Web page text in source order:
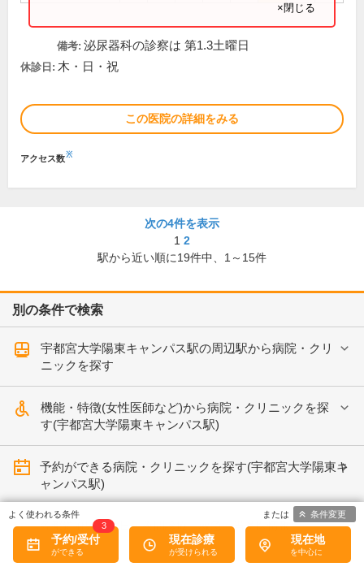
×閉じる
備考: 泌尿器科の診察は 第1.3土曜日
休診日: 木・日・祝
この医院の詳細をみる
アクセス数※
次の4件を表示
1 2
駅から近い順に19件中、 1～15件
別の条件で検索
宇都宮大学陽東キャンパス駅の周辺駅から病院・クリ
ニックを探す
機能・特徴(女性医師など)から病院・クリニックを探
す(宇都宮大学陽東キャンパス駅)
予約ができる病院・クリニックを探す(宇都宮大学陽東キ
ャンパス駅)
各都道府県の休日・夜間診療、救急、当番医情報
予約/受付
3
現在診療 現在地
条件変更